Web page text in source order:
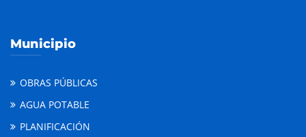
Municipio
OBRAS PÚBLICAS
AGUA POTABLE
PLANIFICACIÓN